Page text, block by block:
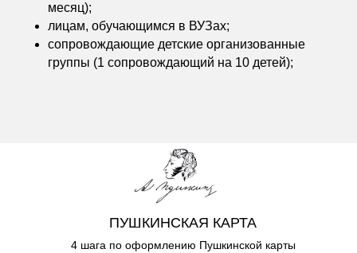
месяц);
лицам, обучающимся в ВУЗах;
сопровождающие детские организованные
группы (1 сопровождающий на 10 детей);
ПУШКИНСКАЯ КАРТА
4 шага по оформлению Пушкинской карты